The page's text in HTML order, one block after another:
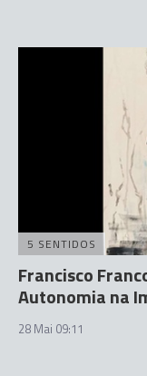
5 SENTIDOS
Francisco
Autonomia na
28 Mai 09:11